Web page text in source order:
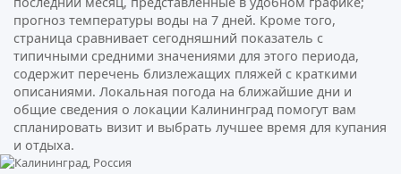
прогноз температуры воды на 7 дней. Кроме того,
страница сравнивает сегодняшний показатель с
типичными средними значениями для этого периода,
содержит перечень близлежащих пляжей с краткими
описаниями. Локальная погода на ближайшие дни и
общие сведения о локации Калининград помогут вам
спланировать визит и выбрать лучшее время для купания
и отдыха.